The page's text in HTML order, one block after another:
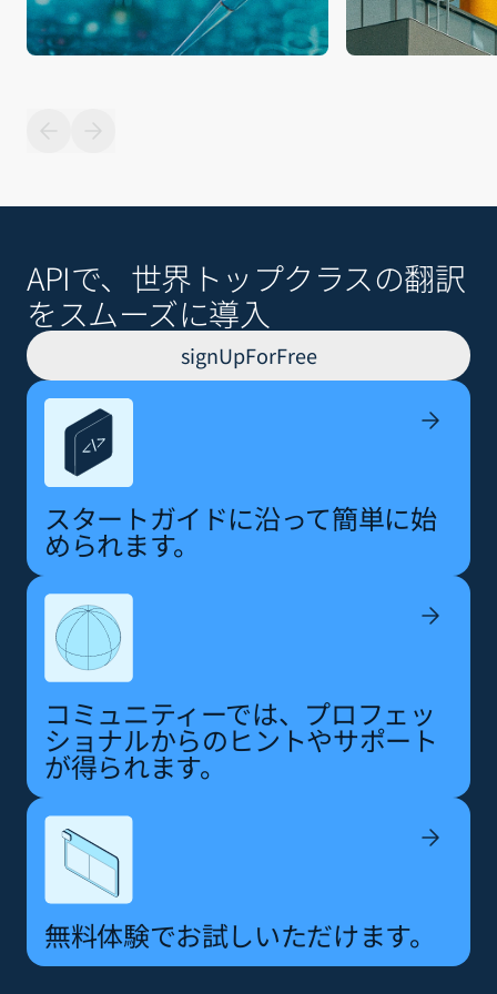
APIで、世界トップクラスの翻訳
をスムーズに導入
signUpForFree
スタートガイドに沿って簡単に始
められます。
コミュニティーでは、プロフェッ
ショナルからのヒントやサポート
が得られます。
無料体験でお試しいただけます。